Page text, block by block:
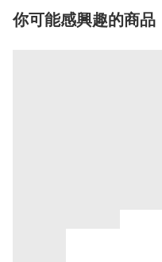
你可能感興趣的商品